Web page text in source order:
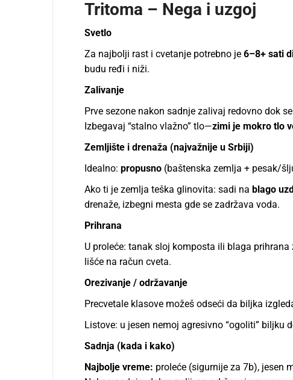
Tritoma – Nega i uzgoj
Svetlo
Za najbolji rast i cvetanje potrebno je 6–8+ sati
budu ređi i niži.
Zalivanje
Prve sezone nakon sadnje zalivaj redovno dok
Izbegavaj “stalno vlažno” tlo—zimi je mokro tlo
Zemljište i drenaža (najvažnije u Srbiji)
Idealno: propusno(baštenska zemlja + pesak/
Ako ti je zemlja teška glinovita: sadi na blago
drenaže, izbegni mesta gde se zadržava voda.
Prihrana
U proleće: tanak sloj komposta ili blaga prihrana
lišće na račun cveta.
Orezivanje / održavanje
Precvetale klasove možeš odseći da biljka
Listove: u jesen nemoj agresivno “ogoliti”
Sadnja (kada i kako)
Najbolje vreme: proleće (sigurnije za 7b), jesen